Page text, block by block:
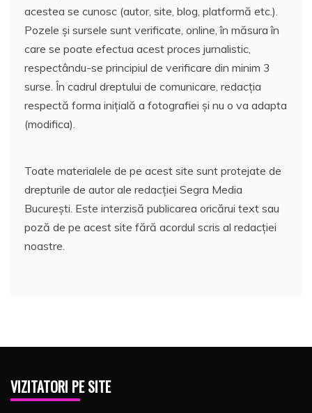
acestea se cunosc (autor, site, blog, platformă etc.).
Pozele și sursele sunt verificate, online, în măsura în
care se poate efectua acest proces jurnalistic,
respectându-se principiul de verificare din minim 3
surse. În cadrul dreptului de comunicare, redacția
respectă forma inițială a fotografiei și nu o va adapta
(modifica).
Toate materialele de pe acest site sunt protejate de
drepturile de autor ale redacției Segra Media
București. Este interzisă publicarea oricărui text sau
poză de pe acest site fără acordul scris al redacției
noastre.
VIZITATORI PE SITE